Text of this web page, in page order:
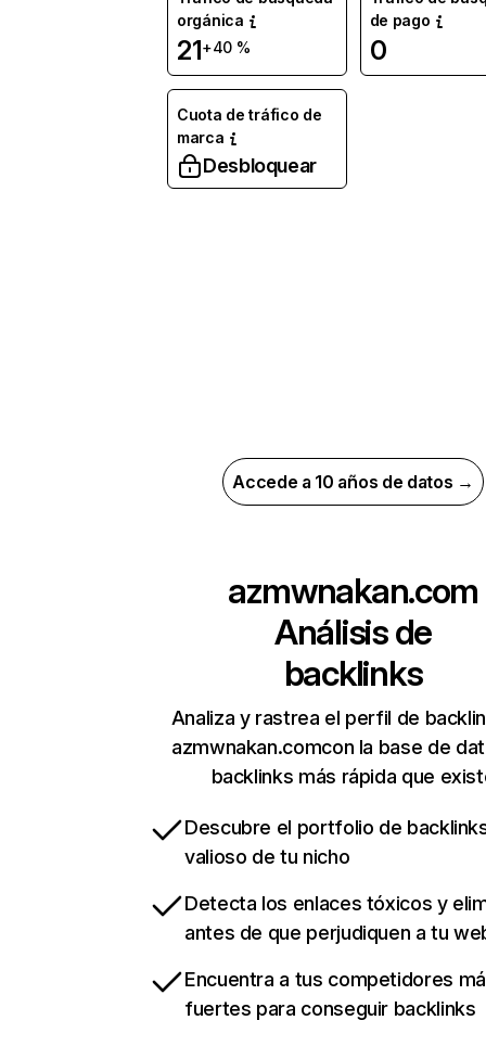
orgánica
21+40 %
de pago
0
Cuota de tráfico de
marca
Desbloquear
Accede a 10 años de datos →
azmwnakan.com
Análisis de
backlinks
Analiza y rastrea el perfil de
azmwnakan.comcon la base de
backlinks más rápida que
Descubre el portfolio de
valioso de tu nicho
Detecta los enlaces tóxicos y
antes de que perjudiquen a tu
Encuentra a tus competidores
fuertes para conseguir backlinks